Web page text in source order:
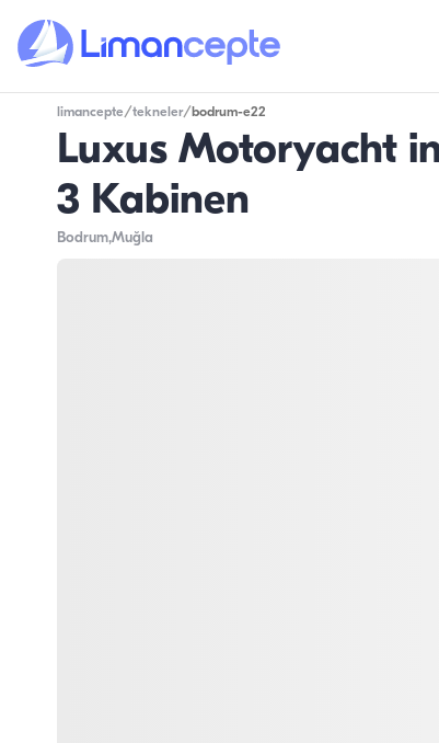
limancepte/tekneler/ bodrum-e22
Luxus Motoryacht
3 Kabinen
Bodrum,Muğla